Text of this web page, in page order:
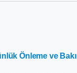
Önleme ve